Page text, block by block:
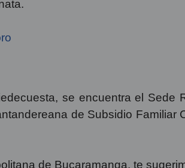
se encuentra el Sede
de Subsidio Familiar
de Bucaramanga, te